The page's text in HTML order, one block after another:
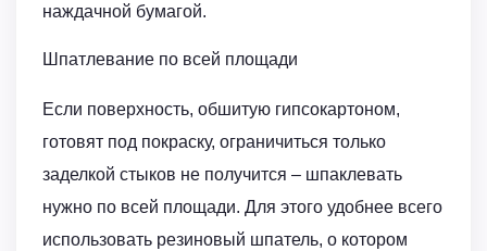
наждачной бумагой.
Шпатлевание по всей площади
Если поверхность, обшитую гипсокартоном,
готовят под покраску, ограничиться только
заделкой стыков не получится – шпаклевать
нужно по всей площади. Для этого удобнее всего
использовать резиновый шпатель, о котором